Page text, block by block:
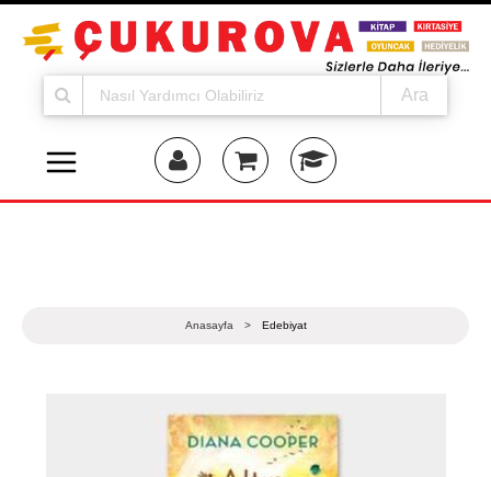
Ara
Anasayfa > Edebiyat